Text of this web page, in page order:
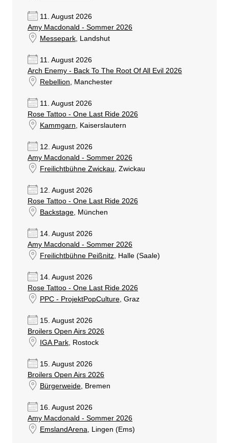
11. August 2026
Amy Macdonald - Sommer 2026
Messepark, Landshut
11. August 2026
Arch Enemy - Back To The Root Of All Evil 2026
Rebellion, Manchester
11. August 2026
Rose Tattoo - One Last Ride 2026
Kammgarn, Kaiserslautern
12. August 2026
Amy Macdonald - Sommer 2026
Freilichtbühne Zwickau, Zwickau
12. August 2026
Rose Tattoo - One Last Ride 2026
Backstage, München
14. August 2026
Amy Macdonald - Sommer 2026
Freilichtbühne Peißnitz, Halle (Saale)
14. August 2026
Rose Tattoo - One Last Ride 2026
PPC - ProjektPopCulture, Graz
15. August 2026
Broilers Open Airs 2026
IGA Park, Rostock
15. August 2026
Broilers Open Airs 2026
Bürgerweide, Bremen
16. August 2026
Amy Macdonald - Sommer 2026
EmslandArena, Lingen (Ems)